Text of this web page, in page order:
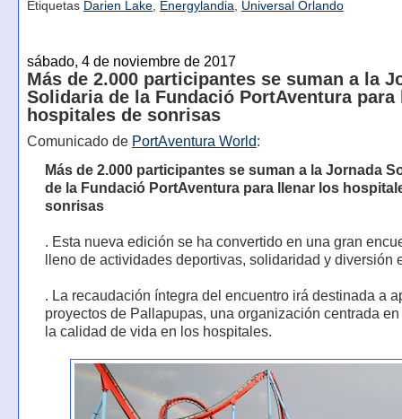
Etiquetas Darien Lake, Energylandia Universal Orlando
sábado, 4 de noviembre de 2017
Más de 2.000 participantes se suman a la
Solidaria de la Fundació PortAventura
hospitales de sonrisas
Comunicado de PortAventura World:
Más de 2.000 participantes se suman a la Jornada
de la Fundació PortAventura para llenar los
sonrisas
. Esta nueva edición se ha convertido en una gran
lleno de actividades deportivas, solidaridad y diversión
. La recaudación íntegra del encuentro irá destinada a
proyectos de Pallapupas, una organización centrada
la calidad de vida en los hospitales.